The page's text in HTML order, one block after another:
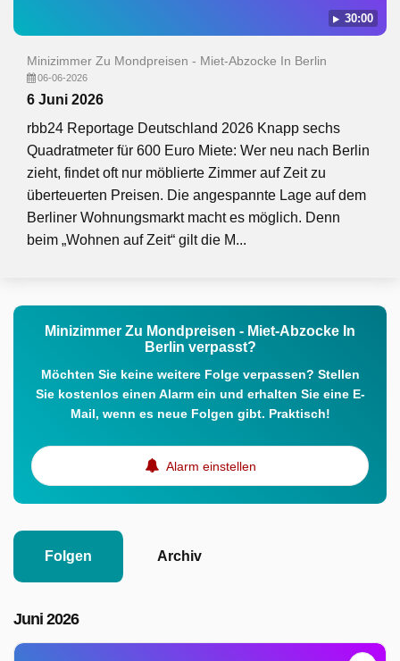
30:00
Minizimmer Zu Mondpreisen - Miet-Abzocke In Berlin
06-06-2026
6 Juni 2026
rbb24 Reportage Deutschland 2026 Knapp sechs
Quadratmeter für 600 Euro Miete: Wer neu nach Berlin
zieht, findet oft nur möblierte Zimmer auf Zeit zu
überteuerten Preisen. Die angespannte Lage auf dem
Berliner Wohnungsmarkt macht es möglich. Denn
beim „Wohnen auf Zeit“ gilt die M...
Minizimmer Zu Mondpreisen - Miet-Abzocke In
Berlin verpasst?
Möchten Sie keine weitere Folge verpassen? Stellen
Sie kostenlos einen Alarm ein und erhalten Sie eine E-
Mail, wenn es neue Folgen gibt. Praktisch!
Alarm einstellen
Folgen Archiv
Juni 2026